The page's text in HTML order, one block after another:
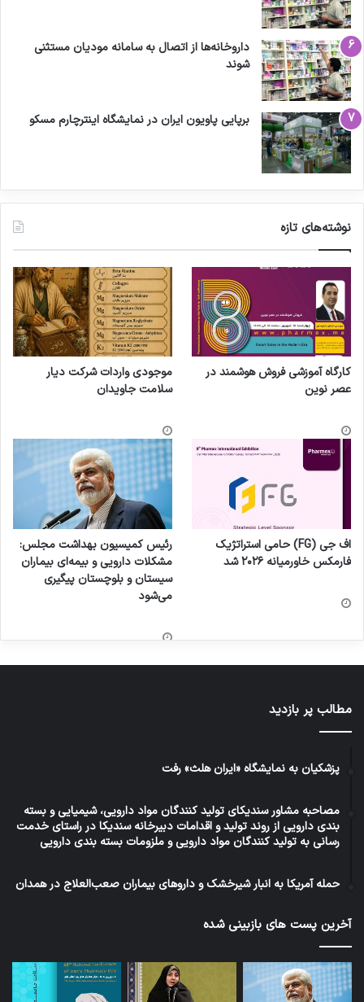
داروخانه‌ها از اتصال به سامانه مودیان مستثنی
شوند
برپایی پاویون ایران در نمایشگاه اینترچارم مسکو
نوشته‌های تازه
کارگاه آموزشی فروش هوشمند در
عصر نوین
موجودی واردات شرکت دیار
سلامت جاویدان
اف جی (FG) حامی استراتژیک
فارمکس خاورمیانه ۲۰۲۶ شد
رئیس کمیسیون بهداشت مجلس:
مشکلات دارویی و بیمه‌ای بیماران
سیستان و بلوچستان پیگیری
می‌شود
مطالب پر بازدید
پزشکیان به نمایشگاه «ایران هلث» رفت
مصاحبه مشاور سندیکای تولید کنندگان مواد دارویی، شیمیایی و بسته
بندی دارویی از روند تولید و اقدامات دبیرخانه سندیکا در راستای خدمت
رسانی به تولید کنندگان مواد دارویی و ملزومات بسته بندی دارویی
حمله آمریکا به انبار شیرخشک و داروهای بیماران صعب‌العلاج در همدان
آخرین پست های بازبینی شده